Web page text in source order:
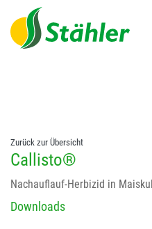
string(78) "Test 12 {FONT:12} //
asdfW134 245 34" string(62)
123 dfasdf asdfW134 245 34"
Zurück zur Übersicht
Callisto®
Nachauflauf-Herbizid in
Downloads